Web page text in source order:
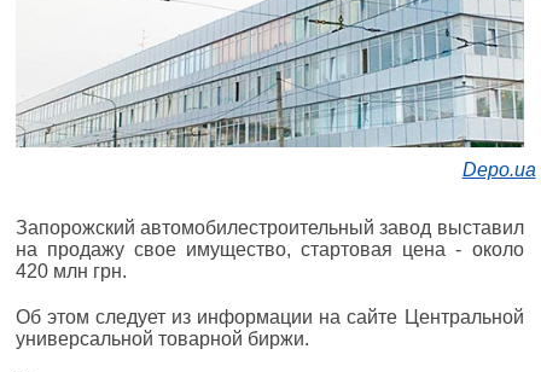
Depo.ua
Запорожский автомобилестроительный завод выставил
на продажу свое имущество, стартовая цена - около
420 млн грн.
Об этом следует из информации на сайте Центральной
универсальной товарной биржи.